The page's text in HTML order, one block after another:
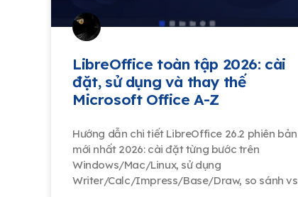
LibreOffice toàn tập 2026: cài
đặt, sử dụng và thay thế
Microsoft Office A-Z
Hướng dẫn chi tiết LibreOffice 26.2 phiên bản
mới nhất 2026: cài đặt từng bước trên
Windows/Mac/Linux, sử dụng
Writer/Calc/Impress/Base/Draw, so sánh vs